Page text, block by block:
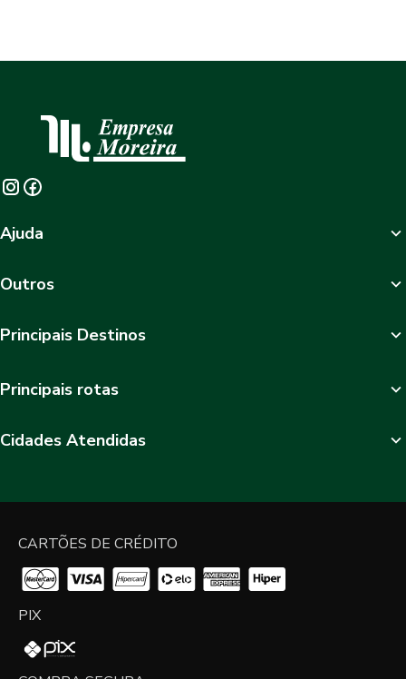
Ajuda
Outros
Principais Destinos
Principais rotas
Cidades Atendidas
CARTÕES DE CRÉDITO
PIX